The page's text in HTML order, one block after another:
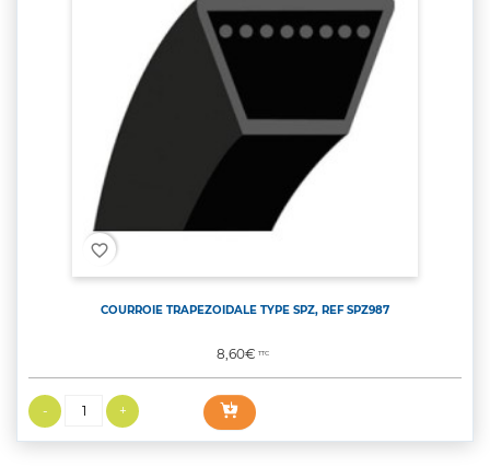
favorite_border
COURROIE TRAPEZOIDALE TYPE SPZ, REF SPZ987
Prix
8,60€TTC